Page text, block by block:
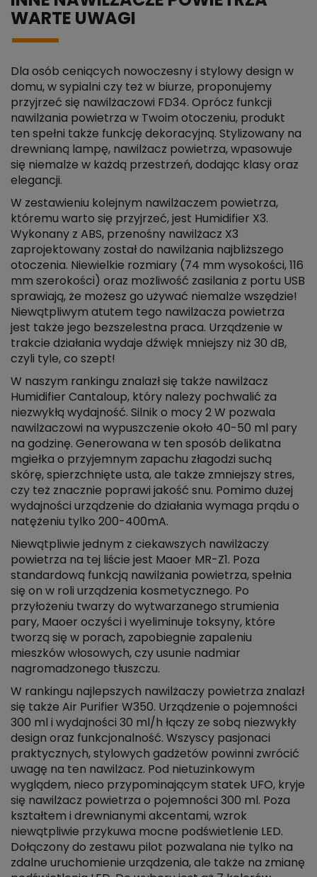
WARTE UWAGI
Dla osób ceniących nowoczesny i stylowy design w
domu, w sypialni czy też w biurze, proponujemy
przyjrzeć się nawilżaczowi FD34. Oprócz funkcji
nawilżania powietrza w Twoim otoczeniu, produkt
ten spełni także funkcję dekoracyjną. Stylizowany na
drewnianą lampę, nawilżacz powietrza, wpasowuje
się niemalże w każdą przestrzeń, dodając klasy oraz
elegancji.
W zestawieniu kolejnym nawilżaczem powietrza,
któremu warto się przyjrzeć, jest Humidifier X3.
Wykonany z ABS, przenośny nawilżacz X3
zaprojektowany został do nawilżania najbliższego
otoczenia. Niewielkie rozmiary (74 mm wysokości, 116
mm szerokości) oraz możliwość zasilania z portu USB
sprawiają, że możesz go używać niemalże wszędzie!
Niewątpliwym atutem tego nawilżacza powietrza
jest także jego bezszelestna praca. Urządzenie w
trakcie działania wydaje dźwięk mniejszy niż 30 dB,
czyli tyle, co szept!
W naszym rankingu znalazł się także nawilżacz
Humidifier Cantaloup, który należy pochwalić za
niezwykłą wydajność. Silnik o mocy 2 W pozwala
nawilżaczowi na wypuszczenie około 40-50 ml pary
na godzinę. Generowana w ten sposób delikatna
mgiełka o przyjemnym zapachu złagodzi suchą
skórę, spierzchnięte usta, ale także zmniejszy stres,
czy też znacznie poprawi jakość snu. Pomimo dużej
wydajności urządzenie do działania wymaga prądu o
natężeniu tylko 200-400mA.
Niewątpliwie jednym z ciekawszych nawilżaczy
powietrza na tej liście jest Maoer MR-Z1. Poza
standardową funkcją nawilżania powietrza, spełnia
się on w roli urządzenia kosmetycznego. Po
przyłożeniu twarzy do wytwarzanego strumienia
pary, Maoer oczyści i wyeliminuje toksyny, które
tworzą się w porach, zapobiegnie zapaleniu
mieszków włosowych, czy usunie nadmiar
nagromadzonego tłuszczu.
W rankingu najlepszych nawilżaczy powietrza znalazł
się także Air Purifier W350. Urządzenie o pojemności
300 ml i wydajności 30 ml/h łączy ze sobą niezwykły
design oraz funkcjonalność. Wszyscy pasjonaci
praktycznych, stylowych gadżetów powinni zwrócić
uwagę na ten nawilżacz. Pod nietuzinkowym
wyglądem, nieco przypominającym statek UFO, kryje
się nawilżacz powietrza o pojemności 300 ml. Poza
kształtem i drewnianymi akcentami, wzrok
niewątpliwie przykuwa mocne podświetlenie LED.
Dołączony do zestawu pilot pozwalana nie tylko na
zdalne uruchomienie urządzenia, ale także na zmianę